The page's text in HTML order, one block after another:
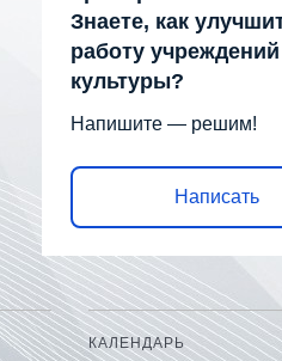
Знаете, как
работу учреждений
культуры?
Напишите — решим!
Написать
КАЛЕНДАРЬ